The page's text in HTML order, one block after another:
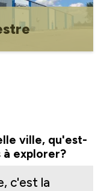
ville, qu'est-
à explorer?
c'est la